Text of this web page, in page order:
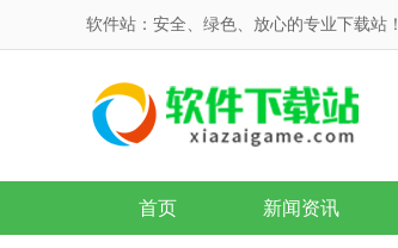
软件站：安全、绿色、放心的专业下载站！
首页 新闻资讯